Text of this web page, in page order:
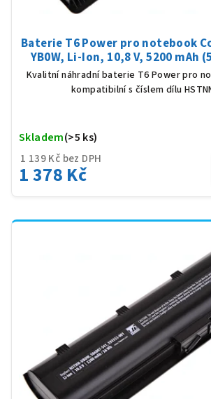
Baterie T6 Power pro notebook
YB0W, Li-Ion, 10,8 V, 5200 mAh
Kvalitní náhradní baterie T6 Power pro
kompatibilní s číslem dílu
1 139 Kč bez DPH
1 378 Kč
Skladem(>5 ks)